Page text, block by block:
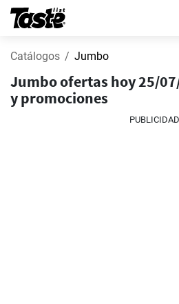
Catálogos Jumbo
Jumbo ofertas hoy 25/
y promociones
PUBLICIDAD